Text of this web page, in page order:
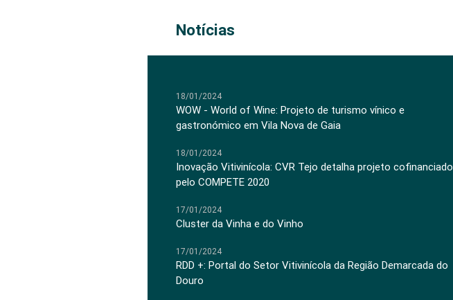
Notícias
18/01/2024
WOW - World of Wine: Projeto de turismo vínico e
gastronómico em Vila Nova de Gaia
18/01/2024
Inovação Vitivinícola: CVR Tejo detalha projeto cofinanciado
pelo COMPETE 2020
17/01/2024
Cluster da Vinha e do Vinho
17/01/2024
RDD +: Portal do Setor Vitivinícola da Região Demarcada do
Douro